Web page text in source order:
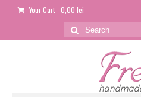
Your Cart- 0,00 lei
Search
for: